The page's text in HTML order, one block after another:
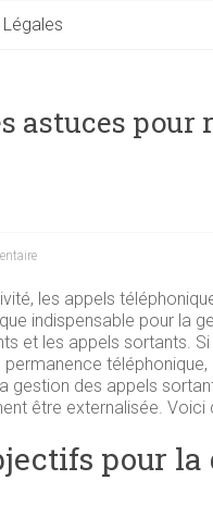
astuces pour
les appels
indispensable pour la
et les appels sortants.
gestion des appels
être externalisée.
pour la